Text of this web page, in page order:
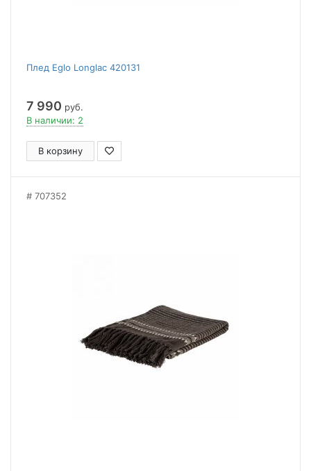
Плед Eglo Longlac 420131
7 990 руб.
В наличии: 2
В корзину
707352